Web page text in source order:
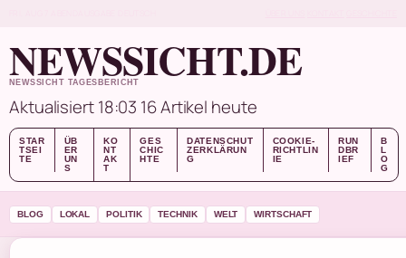
NEWSSICHT.DE
NEWSSICHT TAGESBERICHT
Aktualisiert 18:03 16 Artikel heute
STAR
TSEI
TE
ÜB
ER
UN
S
KO
NT
AK
T
GES
CHIC
HTE
DATENSCHUT
ZERKLÄRUN
G
COOKIE-
RICHTLIN
IE
RUN
DBR
IEF
B
L
O
G
BLOG LOKAL POLITIK TECHNIK WELT WIRTSCHAFT